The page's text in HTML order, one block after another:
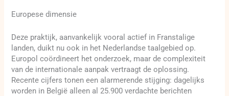
Europese dimensie
Deze praktijk, aanvankelijk vooral actief in Franstalige
landen, duikt nu ook in het Nederlandse taalgebied op.
Europol coördineert het onderzoek, maar de complexiteit
van de internationale aanpak vertraagt de oplossing.
Recente cijfers tonen een alarmerende stijging: dagelijks
worden in België alleen al 25.900 verdachte berichten